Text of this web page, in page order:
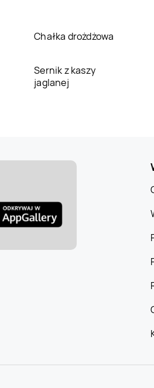
Chałka drożdżowa
Sernik z kaszy
jaglanej